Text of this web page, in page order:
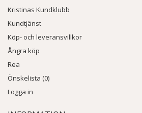
Kristinas Kundklubb
Kundtjänst
Köp- och leveransvillkor
Ångra köp
Rea
Önskelista (0)
Logga in